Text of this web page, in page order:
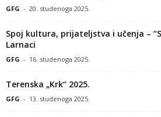
GFG - 20. studenoga 2025.
Spoj kultura, prijateljstva i učenja –
Larnaci
GFG - 16. studenoga 2025.
Terenska „Krk“ 2025.
GFG - 13. studenoga 2025.